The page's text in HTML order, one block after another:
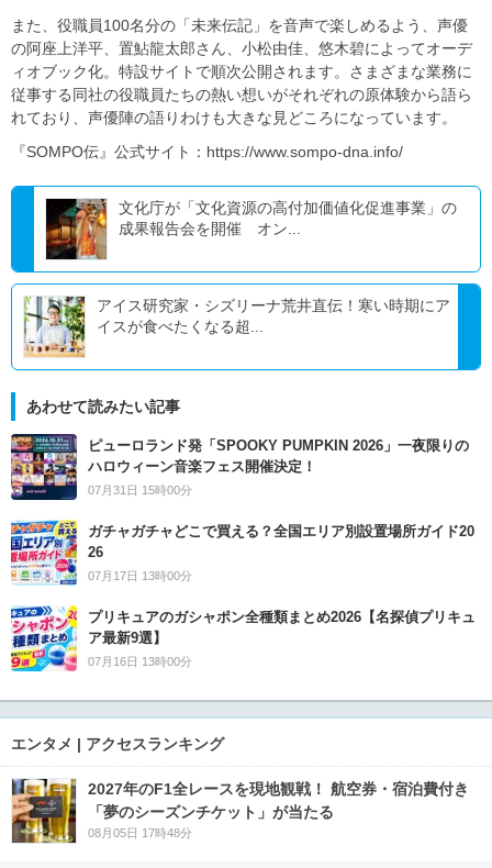
また、役職員100名分の「未来伝記」を音声で楽しめるよう、声優
の阿座上洋平、置鮎龍太郎さん、小松由佳、悠木碧によってオーデ
ィオブック化。特設サイトで順次公開されます。さまざまな業務に
従事する同社の役職員たちの熱い想いがそれぞれの原体験から語ら
れており、声優陣の語りわけも大きな見どころになっています。
『SOMPO伝』公式サイト：https://www.sompo-dna.info/
文化庁が「文化資源の高付加価値化促進事業」の
成果報告会を開催 オン...
アイス研究家・シズリーナ荒井直伝！寒い時期にア
イスが食べたくなる超...
あわせて読みたい記事
ピューロランド発「SPOOKY PUMPKIN 2026」一夜限りの
ハロウィーン音楽フェス開催決定！
07月31日 15時00分
ガチャガチャどこで買える？全国エリア別設置場所ガイド20
26
07月17日 13時00分
プリキュアのガシャポン全種類まとめ2026【名探偵プリキュ
ア最新9選】
07月16日 13時00分
エンタメ | アクセスランキング
2027年のF1全レースを現地観戦！ 航空券・宿泊費付き
「夢のシーズンチケット」が当たる
08月05日 17時48分